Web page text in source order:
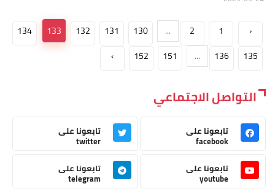
‹
1
2
...
130
131
132
133
134
135
136
...
151
152
›
التواصل الاجتماعي
تابعونا على
facebook
تابعونا على
twitter
تابعونا على
youtube
تابعونا على
telegram